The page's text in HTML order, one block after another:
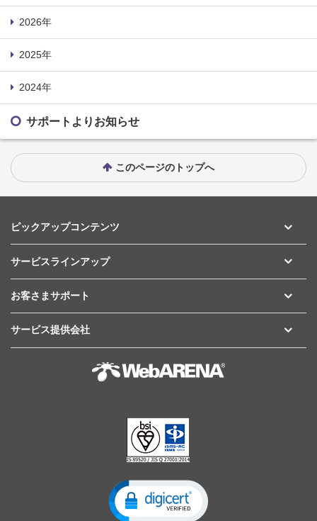
2026年
2025年
2024年
サポートよりお知らせ
このページのトップへ
ピックアップコンテンツ
サービスラインアップ
お客さまサポート
サービス提供会社